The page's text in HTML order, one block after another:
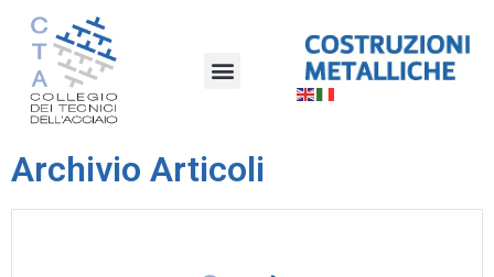
Archivio Articoli